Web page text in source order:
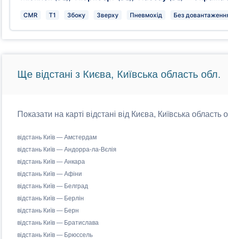
CMR T1 Збоку Зверху Пневмохід Без
Ще відстані з Києва, Київська область обл.
Показати на карті відстані від Києва, Київська
відстань Київ — Амстердам
відстань Київ — Андорра-ла-Вєлія
відстань Київ — Анкара
відстань Київ — Афіни
відстань Київ — Белград
відстань Київ — Берлін
відстань Київ — Берн
відстань Київ — Братислава
відстань Київ — Брюссель